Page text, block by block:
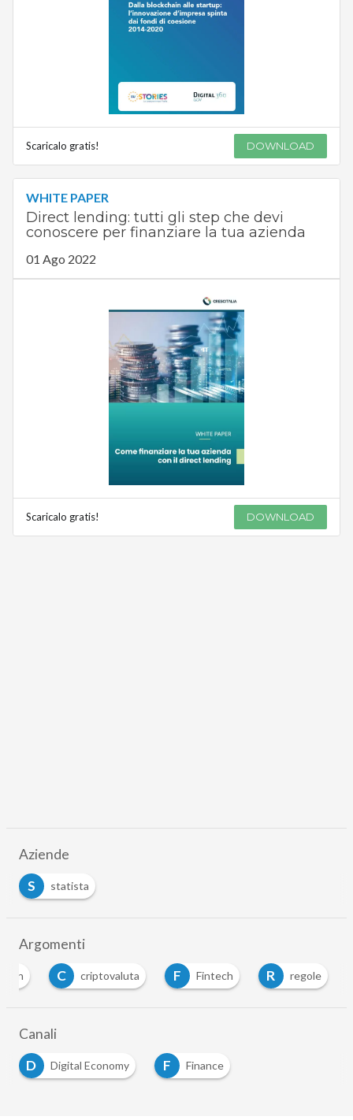
Scaricalo gratis! DOWNLOAD
WHITE PAPER
Direct lending: tutti gli step che devi
conoscere per finanziare la tua azienda
01 Ago 2022
Scaricalo gratis! DOWNLOAD
Aziende
S
statista
Argomenti
C criptovaluta F Fintech R regole
Canali
D
Digital Economy F Finance